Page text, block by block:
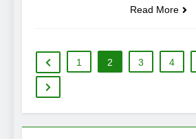
Read More
1 2 3 4